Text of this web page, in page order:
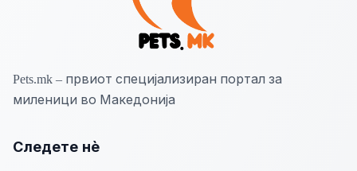
Pets.mk – првиот специјализиран портал за
миленици во Македонија
Следете нѐ